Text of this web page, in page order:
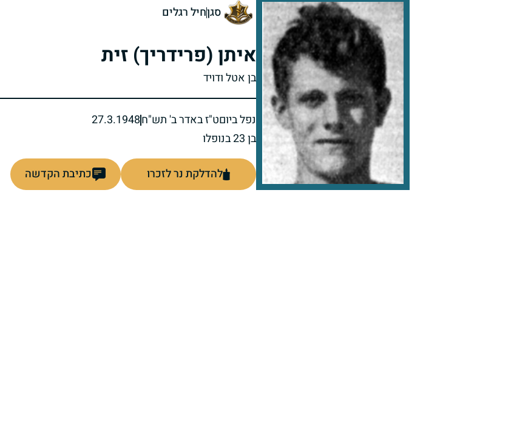
סגןחיל רגלים
איתן (פרידריך) זית
בן אטל ודויד
נפל ביוםט"ז באדר ב' תש"ח27.3.1948
בן 23 בנופלו
להדלקת נר לזכרו כתיבת הקדשה